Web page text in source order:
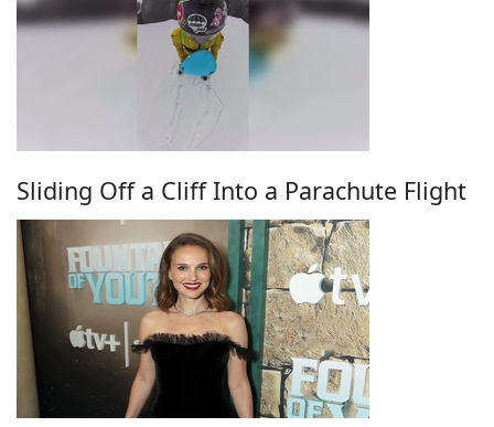
Sliding Off a Cliff Into a Parachute Flight